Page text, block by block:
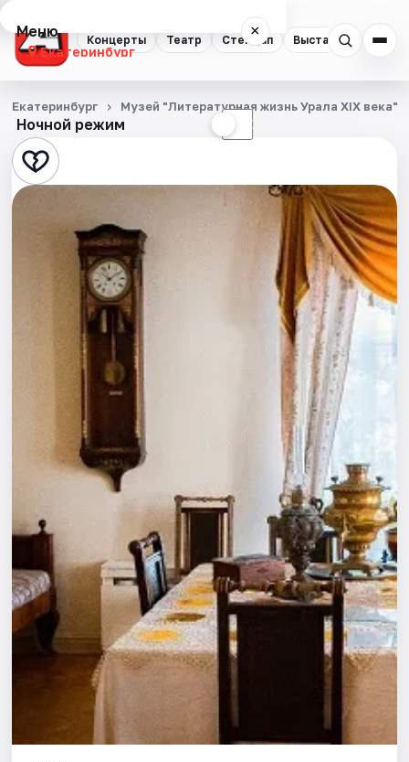
Концерты Театр Стендап Выставки
Меню ×
Екатеринбург
Концерты
Театр
Стендап
Выставки
Экскурсии
Города
Артисты
Рейтинги
Ночной режим ☾
Екатеринбург Музей "Литературная жизнь Урала XIX века"